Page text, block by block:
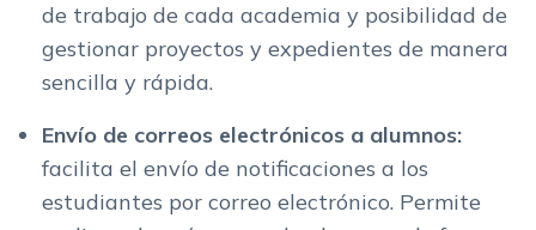
de trabajo de cada academia y posibilidad de
gestionar proyectos y expedientes de manera
sencilla y rápida.
Envío de correos electrónicos a alumnos:
facilita el envío de notificaciones a los
estudiantes por correo electrónico. Permite